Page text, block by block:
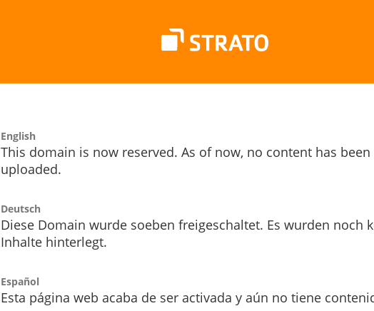
English
This domain is now reserved. As of now, no content has been
uploaded.
Deutsch
Diese Domain wurde soeben freigeschaltet. Es wurden noch
Inhalte hinterlegt.
Español
Esta página web acaba de ser activada y aún no tiene